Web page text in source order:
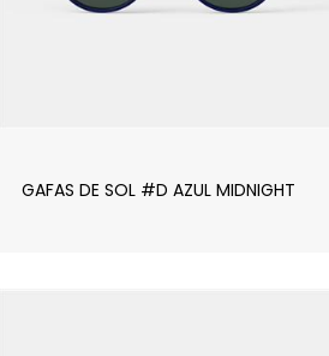
GAFAS DE SOL #D AZUL MIDNIGHT